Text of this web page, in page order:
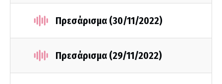
Πρεσάρισμα (30/11/2022)
Πρεσάρισμα (29/11/2022)